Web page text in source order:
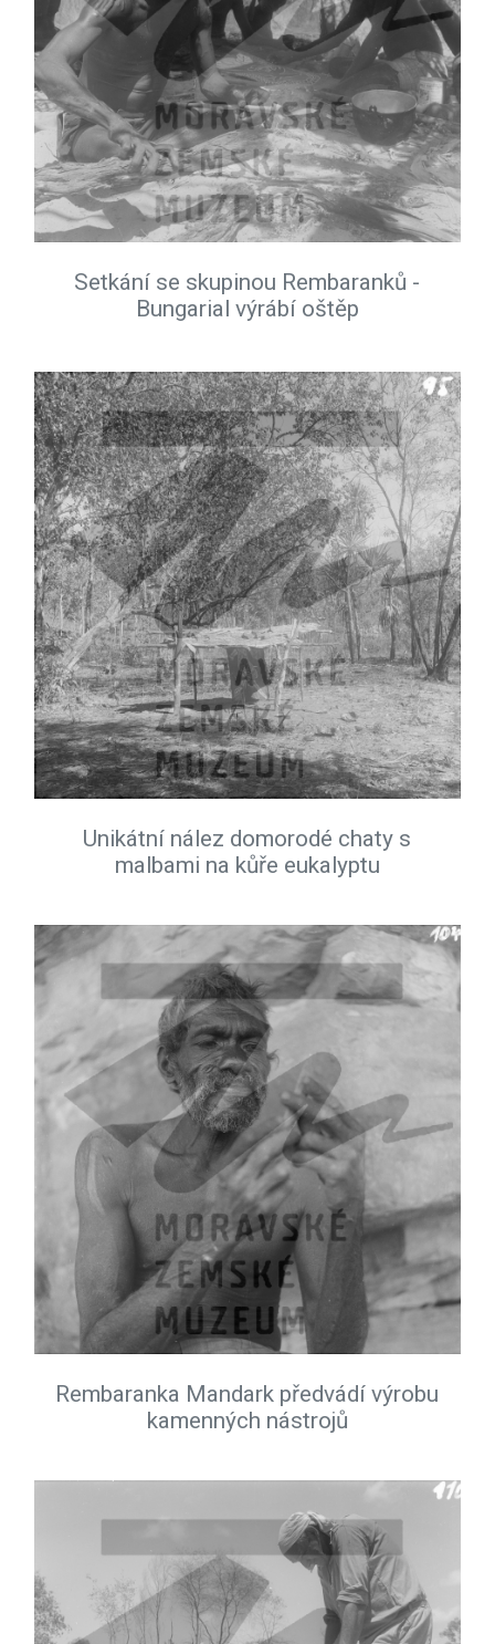
Setkání se skupinou Rembaranků -
Bungarial výrábí oštěp
Unikátní nález domorodé chaty s
malbami na kůře eukalyptu
Rembaranka Mandark předvádí výrobu
kamenných nástrojů